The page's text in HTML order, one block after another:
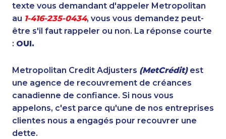
texte vous demandant d'appeler Metropolitan
au 1-416-235-0434, vous vous demandez peut-
être s'il faut rappeler ou non. La réponse courte
: OUI.
Metropolitan Credit Adjusters (MetCrédit)est
une agence de recouvrement de créances
canadienne de confiance. Si nous vous
appelons, c'est parce qu'une de nos entreprises
clientes nous a engagés pour recouvrer une
dette.